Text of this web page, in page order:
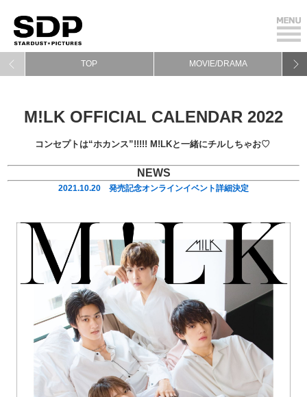
TOP MOVIE/DRAMA
M!LK OFFICIAL CALENDAR 2022
コンセプトは“ホカンス”!!!!! M!LKと一緒にチルしちゃお♡
NEWS
2021.10.20 発売記念オンラインイベント詳細決定